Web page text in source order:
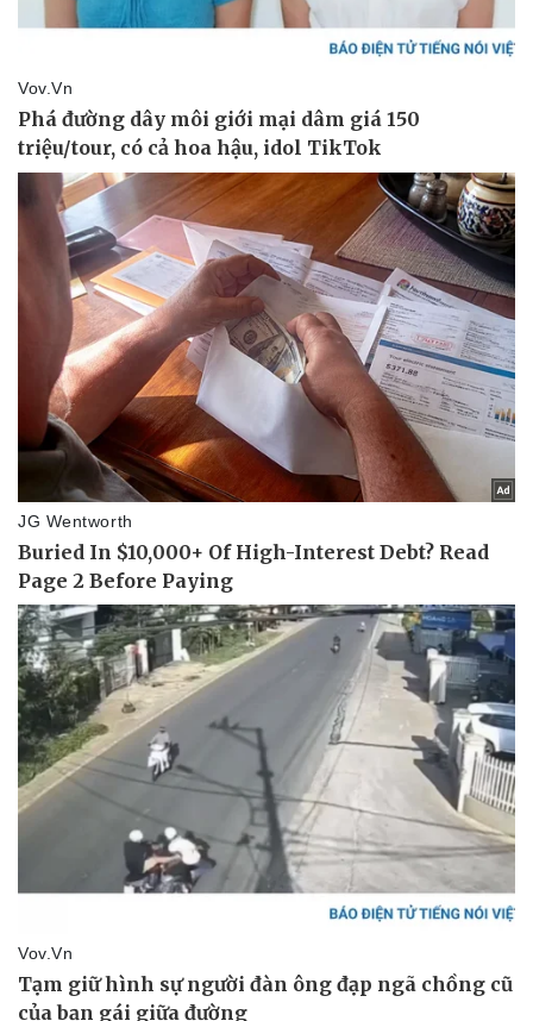
Hậu trường